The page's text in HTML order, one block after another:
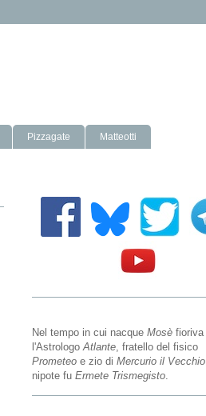
Pizzagate Matteotti
Nel tempo in cui nacque Mosè fioriva
l'Astrologo Atlante , fratello del fisico
Prometeo e zio di Mercurio il Vecchio
nipote fu Ermete Trismegisto